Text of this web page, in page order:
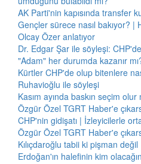
AK Parti'nin kapısında transfer
Gençler sürece nasıl bakıyor?
Olcay Özer anlatıyor
Dr. Edgar Şar ile söyleşi:
"Adam" her durumda kazanır
Kürtler CHP'de olup bitenlere
Ruhavioğlu ile söyleşi
Kasım ayında baskın seçim olur
Özgür Özel TGRT Haber'e
CHP'nin gidişatı | İzleyicilerle
Özgür Özel TGRT Haber'e
Kılıçdaroğlu tabii ki pişman değil
Erdoğan'ın halefinin kim